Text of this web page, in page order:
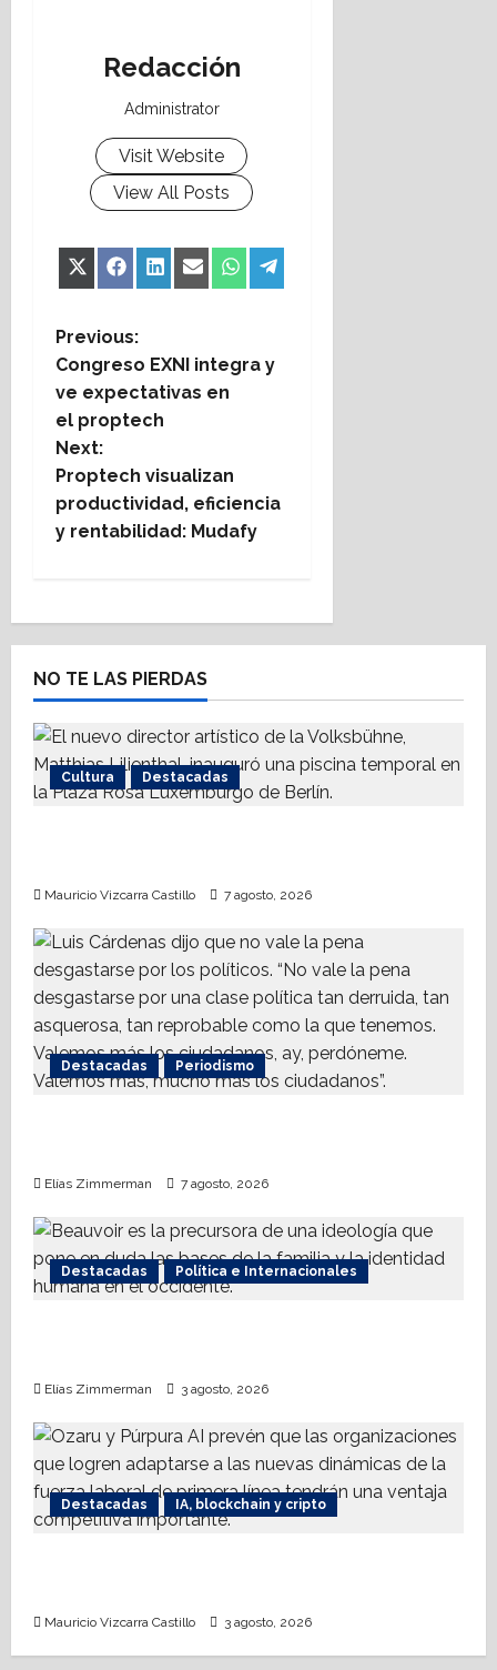
Redacción
Administrator
Visit Website
View All Posts
Share
X
Share
Facebook
Share
LinkedIn
Share
EmailShare
WhatsApp
Share
Telegram
P
o
s
t
n
v
i
a
t
o
n
Previous:
Congreso EXNI integra y
ve expectativas en
el proptech
Next:
Proptech visualizan
productividad, eficiencia
y rentabilidad: Mudafy
NO TE LAS PIERDAS
Cultura Destacadas
Mauricio Vizcarra Castillo 7 agosto, 2026
Destacadas Periodismo
Elías Zimmerman 7 agosto, 2026
Destacadas Política e Internacionales
Elías Zimmerman 3 agosto, 2026
Destacadas IA, blockchain y cripto
Mauricio Vizcarra Castillo 3 agosto, 2026